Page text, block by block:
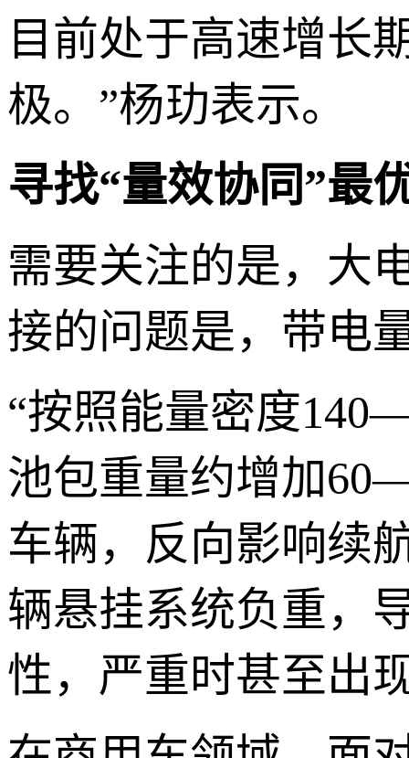
目前处于高速增长
极。”杨玏表示。
寻找“量效协同”最
需要关注的是，大
接的问题是，带电
“按照能量密度
池包重量约增加
车辆，反向影响续
辆悬挂系统负重，
性，严重时甚至出